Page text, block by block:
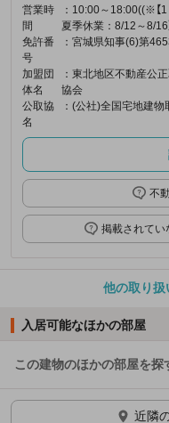
営業時
間
：10:00～18:00((※【
夏季休業：8/12～8/16
免許番
号
：宮城県知事(6)第
加盟団
体名
：東北地区不動産公
協会
公取協
名
：(公社)全国宅地建
不
掲載されてい
他の取り扱
入居可能なほかの部屋
この建物のほかの部屋を探
ほかの部屋を検索中…
近隣